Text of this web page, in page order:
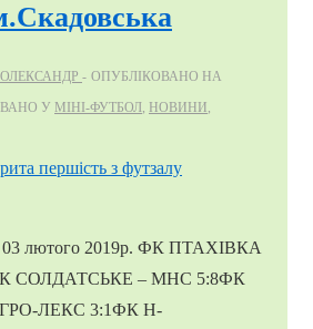
ОПУБЛІКОВАНО НА
У МІНІ-ФУТБОЛ НОВИНИ
03 лютого 2019р. ФК ПТАХІВКА
СОЛДАТСЬКЕ – МНС 5:8ФК
ЛЕКС 3:1ФК Н-